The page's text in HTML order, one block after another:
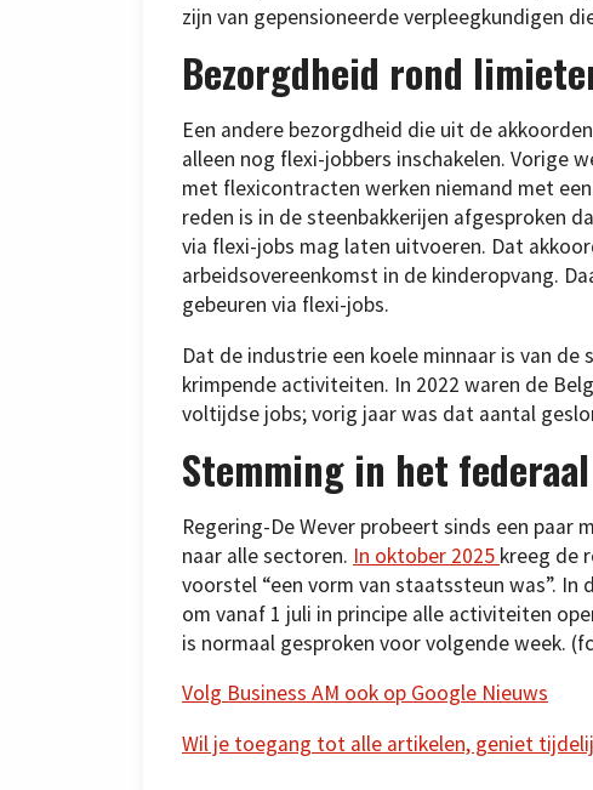
zijn van gepensioneerde verpleegkundigen
Bezorgdheid rond
Een andere bezorgdheid die uit de
alleen nog flexi-jobbers inschakelen. Vorige
met flexicontracten werken niemand met
reden is in de steenbakkerijen afgesproken
via flexi-jobs mag laten uitvoeren. Dat
arbeidsovereenkomst in de kinderopvang.
gebeuren via flexi-jobs.
Dat de industrie een koele minnaar is van
krimpende activiteiten. In 2022 waren de
voltijdse jobs; vorig jaar was dat aantal
Stemming in het
Regering-De Wever probeert sinds een
naar alle sectoren. In oktober 2025 kreeg de
voorstel “een vorm van staatssteun was”.
om vanaf 1 juli in principe alle activiteiten
is normaal gesproken voor volgende week.
Volg Business AM ook op Google Nieuws
Wil je toegang tot alle artikelen, geniet